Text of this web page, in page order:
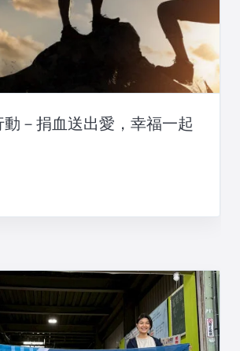
動－捐血送出愛，幸福一起